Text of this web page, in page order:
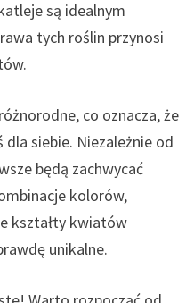
są idealnym
tych roślin przynosi
co oznacza, że
dla siebie. Niezależnie od
będą zachwycać
kolorów,
kształty kwiatów
unikalne.